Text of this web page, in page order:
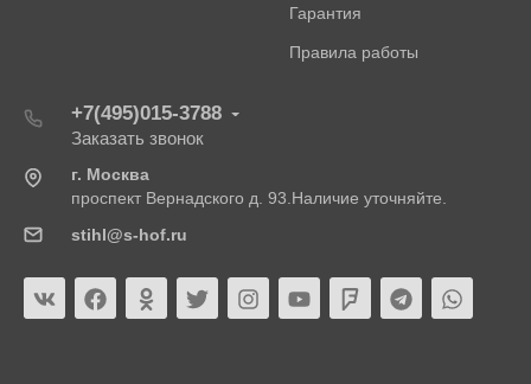
Гарантия
Правила работы
+7(495)015-3788
Заказать звонок
г. Москва
проспект Вернадского д. 93.Наличие уточняйте.
stihl@s-hof.ru